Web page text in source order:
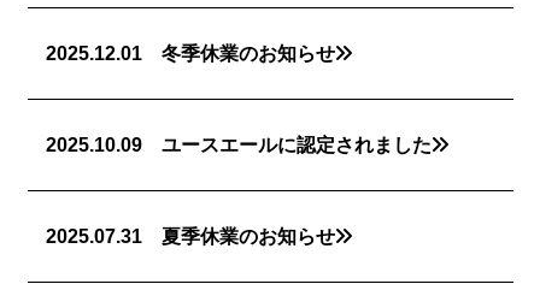
2025.12.01 冬季休業のお知らせ
2025.10.09 ユースエールに認定されました
2025.07.31 夏季休業のお知らせ